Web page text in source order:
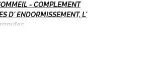
- COMPLEMENT
D' ENDORMISSEMENT, L'